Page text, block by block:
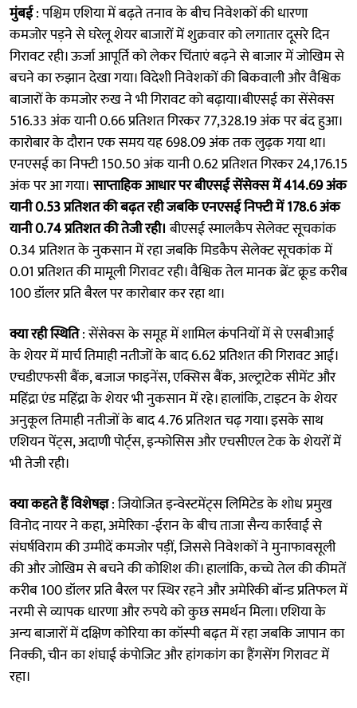
मुंबई: पश्चिम एशिया में बढ़ते तनाव के बीच निवेशकों की धारणा
कमजोर पड़ने से घरेलू शेयर बाजारों में शुक्रवार को लगातार दूसरे दिन
गिरावट रही। ऊर्जा आपूर्ति को लेकर चिंताएं बढ़ने से बाजार में जोखिम से
बचने का रुझान देखा गया। विदेशी निवेशकों की बिकवाली और वैश्विक
बाजारों के कमजोर रुख ने भी गिरावट को बढ़ाया।बीएसई का सेंसेक्स
516.33 अंक यानी 0.66 प्रतिशत गिरकर 77,328.19 अंक पर बंद हुआ।
कारोबार के दौरान एक समय यह 698.09 अंक तक लुढ़क गया था।
एनएसई का निफ्टी 150.50 अंक यानी 0.62 प्रतिशत गिरकर 24,176.15
अंक पर आ गया।साप्ताहिक आधार पर बीएसई सेंसेक्स में 414.69 अंक
यानी 0.53 प्रतिशत की बढ़त रही जबकि एनएसई निफ्टी में 178.6 अंक
यानी 0.74 प्रतिशत की तेजी रही।बीएसई स्मालकैप सेलेक्ट सूचकांक
0.34 प्रतिशत के नुकसान में रहा जबकि मिडकैप सेलेक्ट सूचकांक में
0.01 प्रतिशत की मामूली गिरावट रही। वैश्विक तेल मानक ब्रेंट क्रूड करीब
100 डॉलर प्रति बैरल पर कारोबार कर रहा था।
क्या रही स्थिति: सेंसेक्स के समूह में शामिल कंपनियों में से एसबीआई
के शेयर में मार्च तिमाही नतीजों के बाद 6.62 प्रतिशत की गिरावट आई।
एचडीएफसी बैंक, बजाज फाइनेंस, एक्सिस बैंक, अल्ट्राटेक सीमेंट और
महिंद्रा एंड महिंद्रा के शेयर भी नुकसान में रहे। हालांकि, टाइटन के शेयर
अनुकूल तिमाही नतीजों के बाद 4.76 प्रतिशत चढ़ गया। इसके साथ
एशियन पेंट्स, अदाणी पोर्ट्स, इन्फोसिस और एचसीएल टेक के शेयरों में
भी तेजी रही।
क्या कहते हैं विशेषज्ञ: जियोजित इन्वेस्टमेंट्स लिमिटेड के शोध प्रमुख
विनोद नायर ने कहा, अमेरिका -ईरान के बीच ताजा सैन्य कार्रवाई से
संघर्षविराम की उम्मीदें कमजोर पड़ीं, जिससे निवेशकों ने मुनाफावसूली
की और जोखिम से बचने की कोशिश की। हालांकि, कच्चे तेल की कीमतें
करीब 100 डॉलर प्रति बैरल पर स्थिर रहने और अमेरिकी बॉन्ड प्रतिफल में
नरमी से व्यापक धारणा और रुपये को कुछ समर्थन मिला। एशिया के
अन्य बाजारों में दक्षिण कोरिया का कॉस्पी बढ़त में रहा जबकि जापान का
निक्की, चीन का शंघाई कंपोजिट और हांगकांग का हैंगसेंग गिरावट में
रहा।